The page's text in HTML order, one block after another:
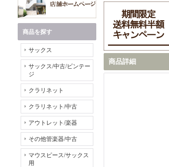
商品を探す
サックス
サックス/中古/ビンテー
ジ
クラリネット
クラリネット/中古
アウトレット/楽器
その他管楽器/中古
マウスピース/サックス
用
商品詳細